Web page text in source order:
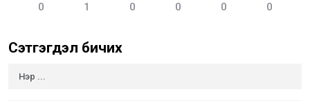
0 1 0 0 0 0
Сэтгэгдэл бичих